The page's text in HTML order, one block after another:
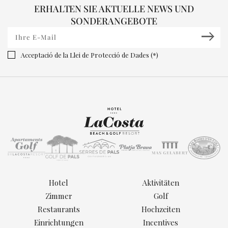
ERHALTEN SIE AKTUELLE NEWS UND
SONDERANGEBOTE
Acceptació de la Llei de Protecció de Dades (*)
Hotel
Zimmer
Restaurants
Einrichtungen
Aktivitäten
Golf
Hochzeiten
Incentives